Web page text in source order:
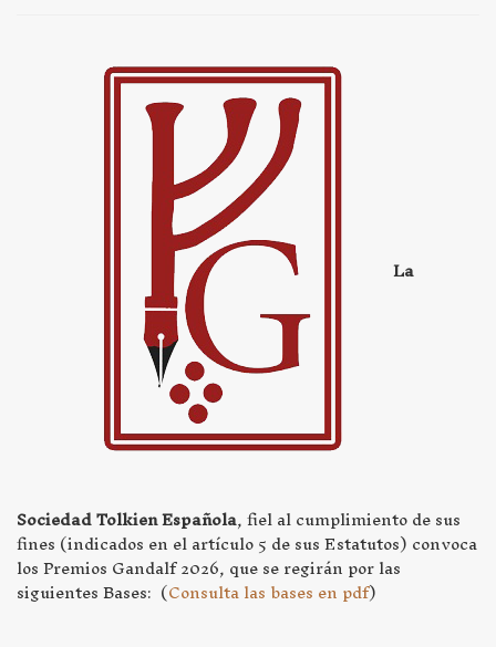
La
Sociedad Tolkien Española, fiel al cumplimiento de sus
fines (indicados en el artículo 5 de sus Estatutos) convoca
los Premios Gandalf 2026, que se regirán por las
siguientes Bases: (Consulta las bases en pdf)